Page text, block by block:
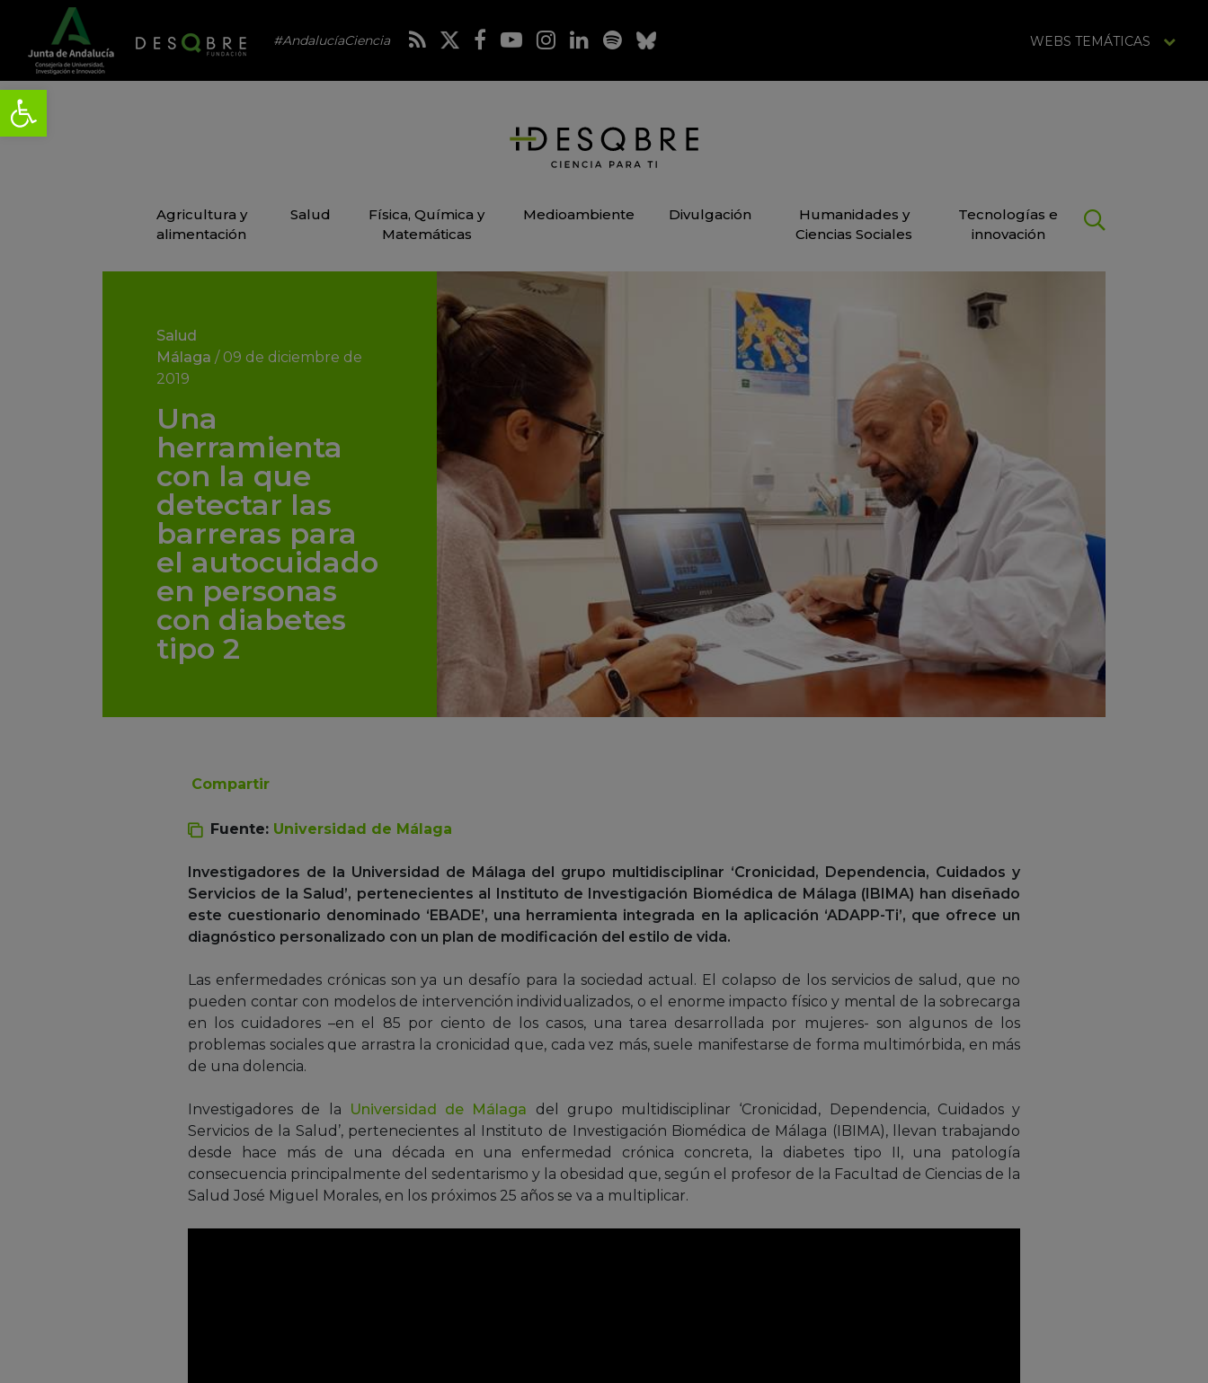
#AndalucíaCiencia WEBS TEMÁTICAS
Agricultura y
alimentación
Salud
Física, Química y
Matemáticas
Medioambiente Divulgación
Humanidades y
Ciencias Sociales
Tecnologías e
innovación
Salud
Málaga / 09 de diciembre de
2019
Una
herramienta
con la que
detectar las
barreras para
el autocuidado
en personas
con diabetes
tipo 2
Compartir
Fuente: Universidad de Málaga
Investigadores de la Universidad de Málaga del grupo multidisciplinar ‘Cronicidad, Dependencia, Cuidados y
Servicios de la Salud’, pertenecientes al Instituto de Investigación Biomédica de Málaga (IBIMA) han diseñado
este cuestionario denominado ‘EBADE’, una herramienta integrada en la aplicación ‘ADAPP-Ti’, que ofrece un
diagnóstico personalizado con un plan de modificación del estilo de vida.
Las enfermedades crónicas son ya un desafío para la sociedad actual. El colapso de los servicios de salud, que no
pueden contar con modelos de intervención individualizados, o el enorme impacto físico y mental de la sobrecarga
en los cuidadores –en el 85 por ciento de los casos, una tarea desarrollada por mujeres- son algunos de los
problemas sociales que arrastra la cronicidad que, cada vez más, suele manifestarse de forma multimórbida, en más
de una dolencia.
Investigadores de la Universidad de Málaga del grupo multidisciplinar ‘Cronicidad, Dependencia, Cuidados y
Servicios de la Salud’, pertenecientes al Instituto de Investigación Biomédica de Málaga (IBIMA), llevan trabajando
desde hace más de una década en una enfermedad crónica concreta, la diabetes tipo II, una patología
consecuencia principalmente del sedentarismo y la obesidad que, según el profesor de la Facultad de Ciencias de la
Salud José Miguel Morales, en los próximos 25 años se va a multiplicar.